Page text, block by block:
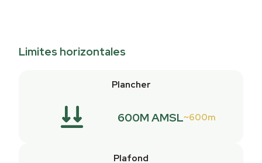
Limites horizontales
Plancher
600M AMSL 600m
Plafond